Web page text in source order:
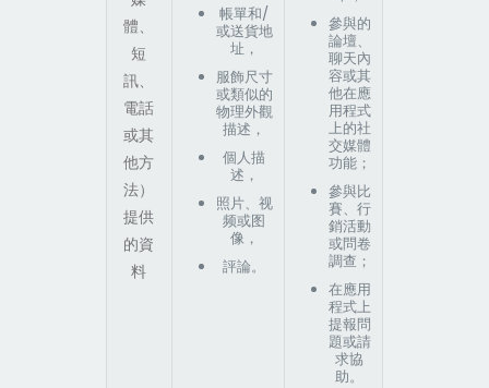
體、
短
訊、
電話
或其
他方
法）
提供
的資
料
帳單和/
或送貨地
址，
服飾尺寸
或類似的
物理外觀
描述，
個人描
述，
照片、视
频或图
像，
評論。
參與的
論壇、
聊天內
容或其
他在應
用程式
上的社
交媒體
功能；
參與比
賽、行
銷活動
或問卷
調查；
在應用
程式上
提報問
題或請
求協
助。